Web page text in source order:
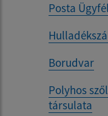
Posta
Borudvar
Polyhos
társulata